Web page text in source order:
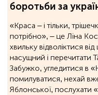
боротьби за
«Краса – і тільки,
потрібно», ‒ це Ліна
хвильку відволіктися
насущний і перечитати
Забужко, угледитися в
помилуватися, нехай
Яблонської, послухати